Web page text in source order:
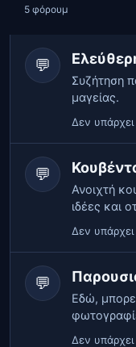
5 φόρουμ
💬
Συζήτηση
μαγείας.
Δεν
💬
Ανοιχτή
ιδέες και
Δεν
💬
Εδώ,
Δεν